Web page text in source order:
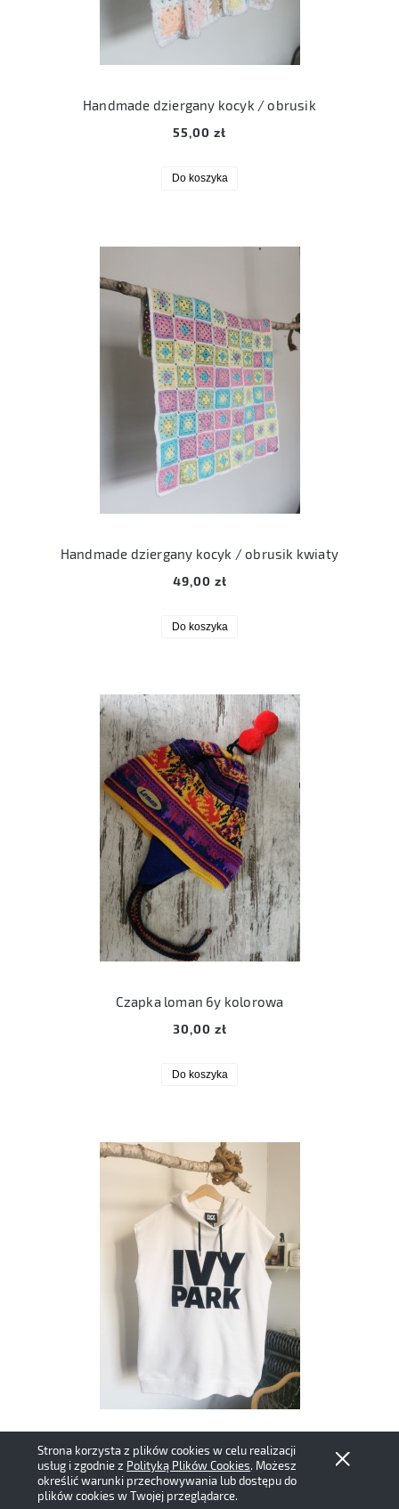
Strona korzysta z plików cookies w celu realizacji
usług i zgodnie z Polityką Plików Cookies. Możesz
określić warunki przechowywania lub dostępu do
plików cookies w Twojej przeglądarce.
Handmade dziergany kocyk / obrusik
55,00 zł
Do koszyka
Handmade dziergany kocyk / obrusik kwiaty
49,00 zł
Do koszyka
Czapka loman 6y kolorowa
30,00 zł
Do koszyka
Ivy Park S bawełniana bluza bezrękawnik
59,00 zł